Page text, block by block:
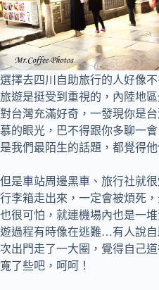
選擇去四川自助旅行的人好像
旅遊是挺受到重視的， 內陸地
對台灣充滿好奇，一發現你是
慕的眼光，巴不得跟你多聊一
是我們最陌生的話題，都覺得
但是車站周邊黑車、旅行社就
行李箱走出來，一定會被煩死，
也很可怕，就連機場內也是一
遊過程有時像在逃難…有人說
次出門走了一大圈，覺得自己
寬了些吧，呵呵！